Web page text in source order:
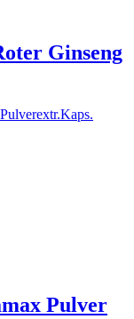
Ginseng
Pulver